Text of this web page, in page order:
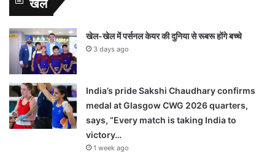
खेल
खेल-खेल में पर्सनल केयर की दुनिया से रूबरू होंगे बच्चे
3 days ago
India’s pride Sakshi Chaudhary confirms
medal at Glasgow CWG 2026 quarters,
says, “Every match is taking India to
victory…
1 week ago